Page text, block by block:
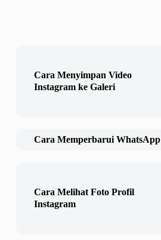
Cara Menyimpan Video
Instagram ke Galeri
Cara Memperbarui WhatsApp
Cara Melihat Foto Profil
Instagram